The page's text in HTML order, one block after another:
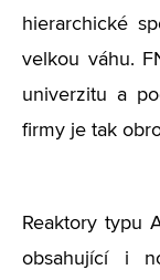
hierarchické
velkou váhu.
univerzitu a
firmy je tak
Reaktory typu
obsahující i